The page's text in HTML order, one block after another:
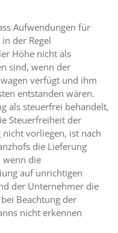
Aufwendungen für
der Regel
Höhe nicht als
sind, wenn der
verfügt und ihm
entstanden wären.
als steuerfrei behandelt,
Steuerfreiheit der
vorliegen, ist nach
die Lieferung
wenn die
auf unrichtigen
der Unternehmer die
Beachtung der
nicht erkennen